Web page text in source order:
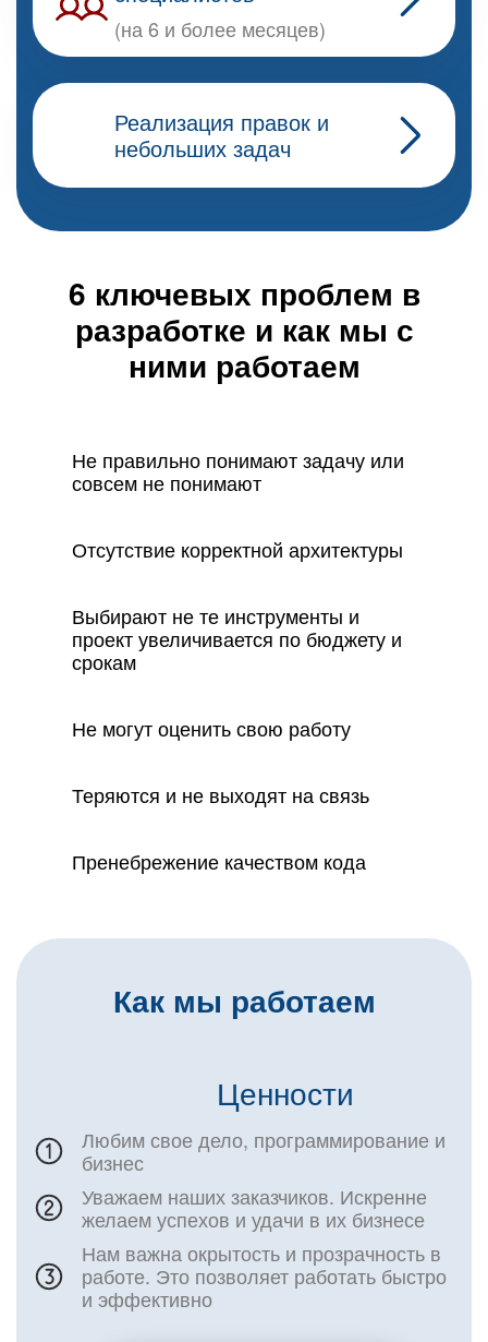
(на 6 и более месяцев)
Реализация правок и
небольших задач
6 ключевых проблем в
разработке и как мы с
ними работаем
Не правильно понимают задачу или
совсем не понимают
Отсутствие корректной архитектуры
Выбирают не те инструменты и
проект увеличивается по бюджету и
срокам
Не могут оценить свою работу
Теряются и не выходят на связь
Пренебрежение качеством кода
Как мы работаем
Ценности
Любим свое дело, программирование и
бизнес
Уважаем наших заказчиков. Искренне
желаем успехов и удачи в их бизнесе
Нам важна окрытость и прозрачность в
работе. Это позволяет работать быстро
и эффективно